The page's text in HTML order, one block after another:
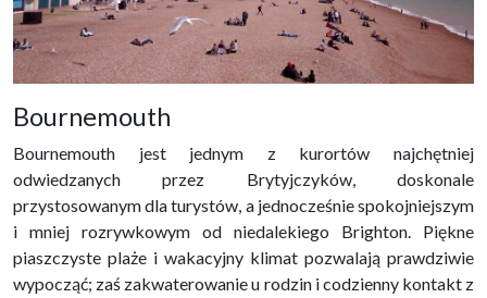
Bournemouth
Bournemouth jest jednym z kurortów najchętniej
odwiedzanych przez Brytyjczyków, doskonale
przystosowanym dla turystów, a jednocześnie spokojniejszym
i mniej rozrywkowym od niedalekiego Brighton. Piękne
piaszczyste plaże i wakacyjny klimat pozwalają prawdziwie
wypocząć; zaś zakwaterowanie u rodzin i codzienny kontakt z